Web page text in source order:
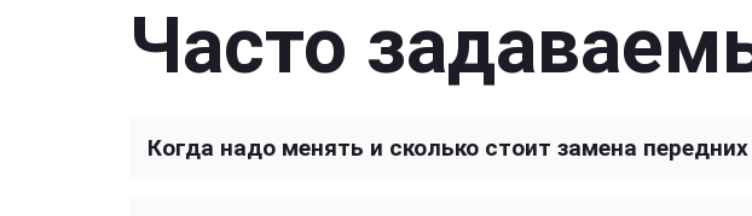
Часто
Когда надо менять и сколько стоит замена